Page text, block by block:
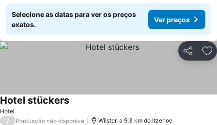
Selecione as datas para ver os preços
exatos.
Ver preços
Partilhar
Hotel
Hotel stückers
/ Pontuação não disponível Wilster, a 9.3 km de Itzehoe